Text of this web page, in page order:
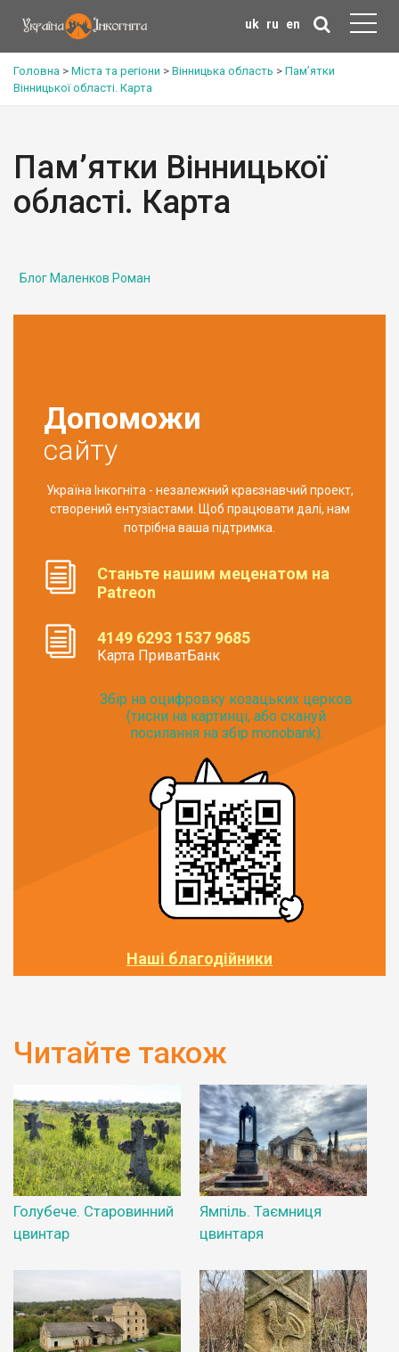
uk ru en
Головна > Міста та регіони > Вінницька область > Пам’ятки
Вінницької області. Карта
Пам’ятки Вінницької
області. Карта
Блог Маленков Роман
Допоможи
сайту
Україна Інкогніта - незалежний краєзнавчий проект,
створений ентузіастами. Щоб працювати далі, нам
потрібна ваша підтримка.
Станьте нашим меценатом на
Patreon
4149 6293 1537 9685
Карта ПриватБанк
Збір на оцифровку козацьких церков
(тисни на картинці, або скануй
посилання на збір monobank):
Наші благодійники
Читайте також
Голубече. Старовинний
цвинтар
Ямпіль. Таємниця
цвинтаря